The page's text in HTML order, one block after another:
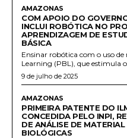
AMAZONAS
COM APOIO DO
INCLUI ROBÓTICA NO
APRENDIZAGEM DE
BÁSICA
Ensinar robótica com o uso
Learning (PBL), que estimula
9 de julho de 2025
AMAZONAS
PRIMEIRA PATENTE DO
CONCEDIDA PELO INPI,
DE ANÁLISE DE
BIOLÓGICAS